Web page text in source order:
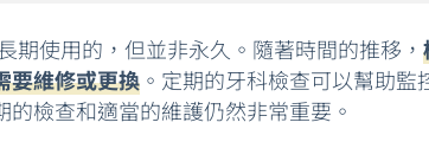
期使用的，但並非永久。隨著時間的推移，
要維修或更換 。定期的牙科檢查可以幫助監
檢查和適當的維護仍然非常重要。